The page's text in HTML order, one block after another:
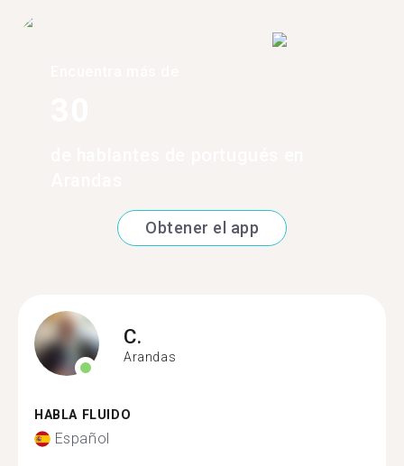
Obtener el app
C.
Arandas
HABLA FLUIDO
Español